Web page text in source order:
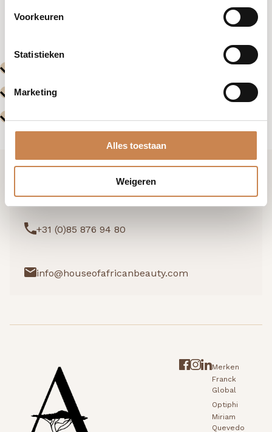
Voorkeuren
Statistieken
Marketing
Alles toestaan
Weigeren
Evenementen
Volgende
Ik wil graag kennismaken
+31 (0)85 876 94 80
info@houseofafricanbeauty.com
Merken
Franck
Global
Optiphi
Miriam
Quevedo